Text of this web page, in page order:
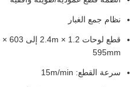
نظام جمع الغبار
595mm
سرعة القطع: 15m/min